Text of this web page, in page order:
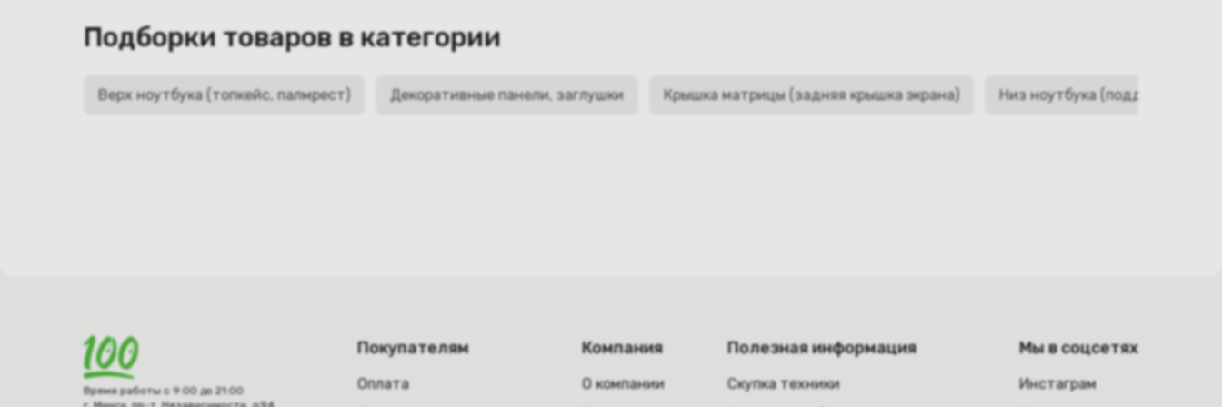
Подборки товаров в категории
Верх ноутбука (топкейс, палмрест) Декоративные панели, заглушки Крышка матрицы (задняя крышка экрана) Низ ноутбука (поддон,
Время работы с 9:00 до 21:00
Покупателям
Оплата
Компания
О компании
Полезная информация
Скупка техники
Мы в соцсетях
Инстаграм